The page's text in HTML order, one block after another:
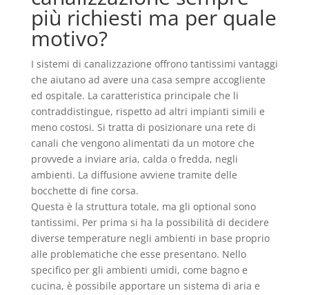
più richiesti ma per quale
motivo?
I sistemi di canalizzazione offrono tantissimi vantaggi
che aiutano ad avere una casa sempre accogliente
ed ospitale. La caratteristica principale che li
contraddistingue, rispetto ad altri impianti simili e
meno costosi. Si tratta di posizionare una rete di
canali che vengono alimentati da un motore che
provvede a inviare aria, calda o fredda, negli
ambienti. La diffusione avviene tramite delle
bocchette di fine corsa.
Questa è la struttura totale, ma gli optional sono
tantissimi. Per prima si ha la possibilità di decidere
diverse temperature negli ambienti in base proprio
alle problematiche che esse presentano. Nello
specifico per gli ambienti umidi, come bagno e
cucina, è possibile apportare un sistema di aria e